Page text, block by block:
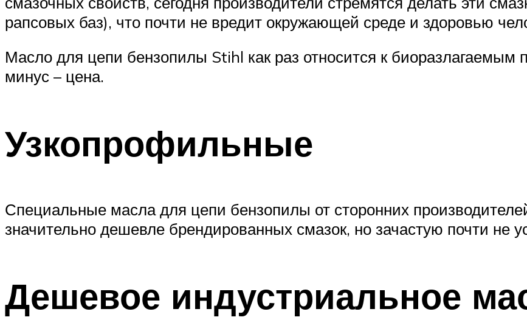
рапсовых баз), что почти не вредит окружающей среде и здоровью
Масло для цепи бензопилы Stihl как раз относится к
минус – цена.
Узкопрофильные
Специальные масла для цепи бензопилы от сторонних
значительно дешевле брендированных смазок, но зачастую почти не
Дешевое индустриальное